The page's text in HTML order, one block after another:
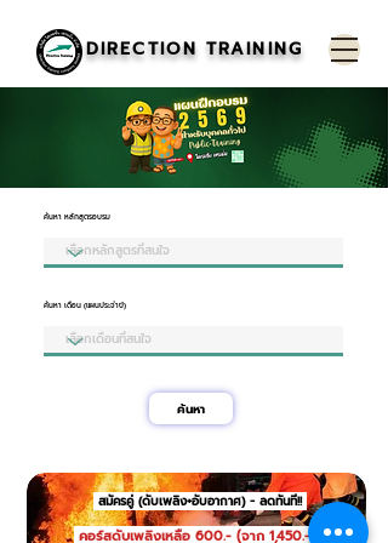
DIRECTION TRAINING
ค้นหา หลักสูตรอบรม
ค้นหา เดือน (แผนประจำปี)
ค้นหา
สมัครคู่ (ดับเพลิง+อับอากาศ) - ลดทันที!!
คอร์สดับเพลิงเหลือ 600.- (จาก 1,450.-)